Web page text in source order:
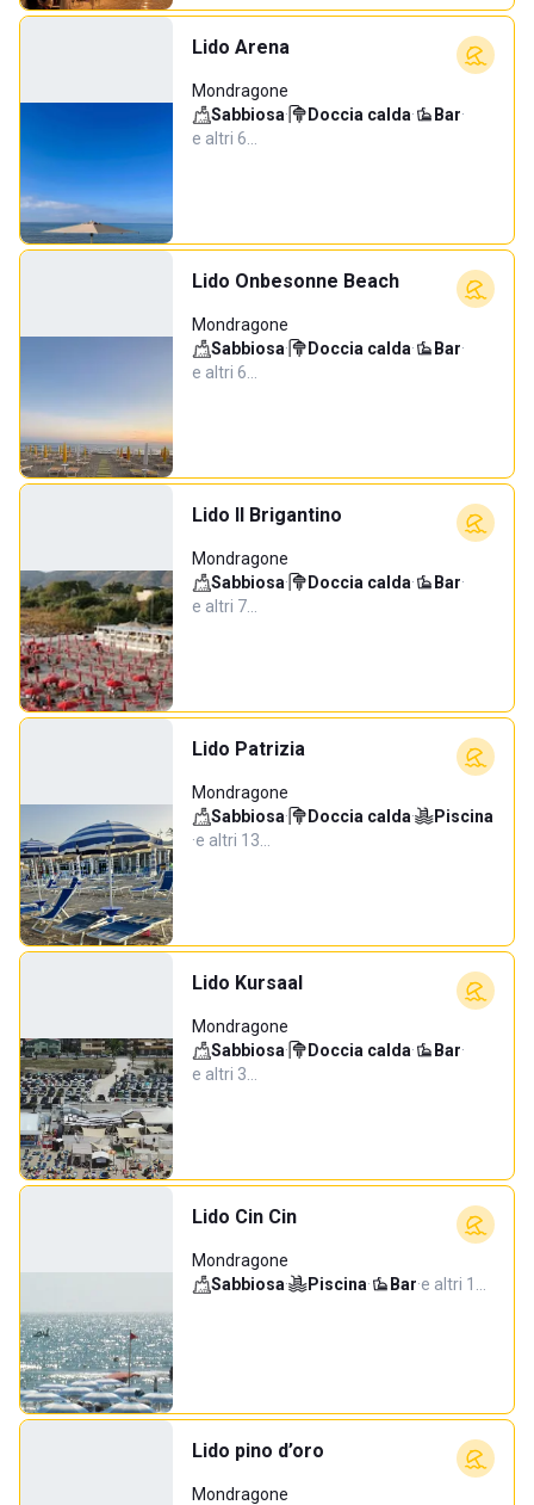
Lido Arena
Mondragone
Sabbiosa· Doccia calda· Bar·
e altri 6…
Lido Onbesonne Beach
Mondragone
Sabbiosa· Doccia calda· Bar·
e altri 6…
Lido Il Brigantino
Mondragone
Sabbiosa· Doccia calda· Bar·
e altri 7…
Lido Patrizia
Mondragone
Sabbiosa· Doccia calda·
Piscina
·e altri 13…
Lido Kursaal
Mondragone
Sabbiosa· Doccia calda· Bar·
e altri 3…
Lido Cin Cin
Mondragone
Sabbiosa· Piscina· Bar·e altri 1…
Lido pino d’oro
Mondragone